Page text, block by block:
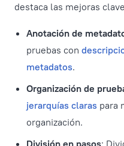
destaca las mejoras
Anotación de
pruebas con
metadatos.
Organización de
jerarquías claras para
organización.
División en pasos: